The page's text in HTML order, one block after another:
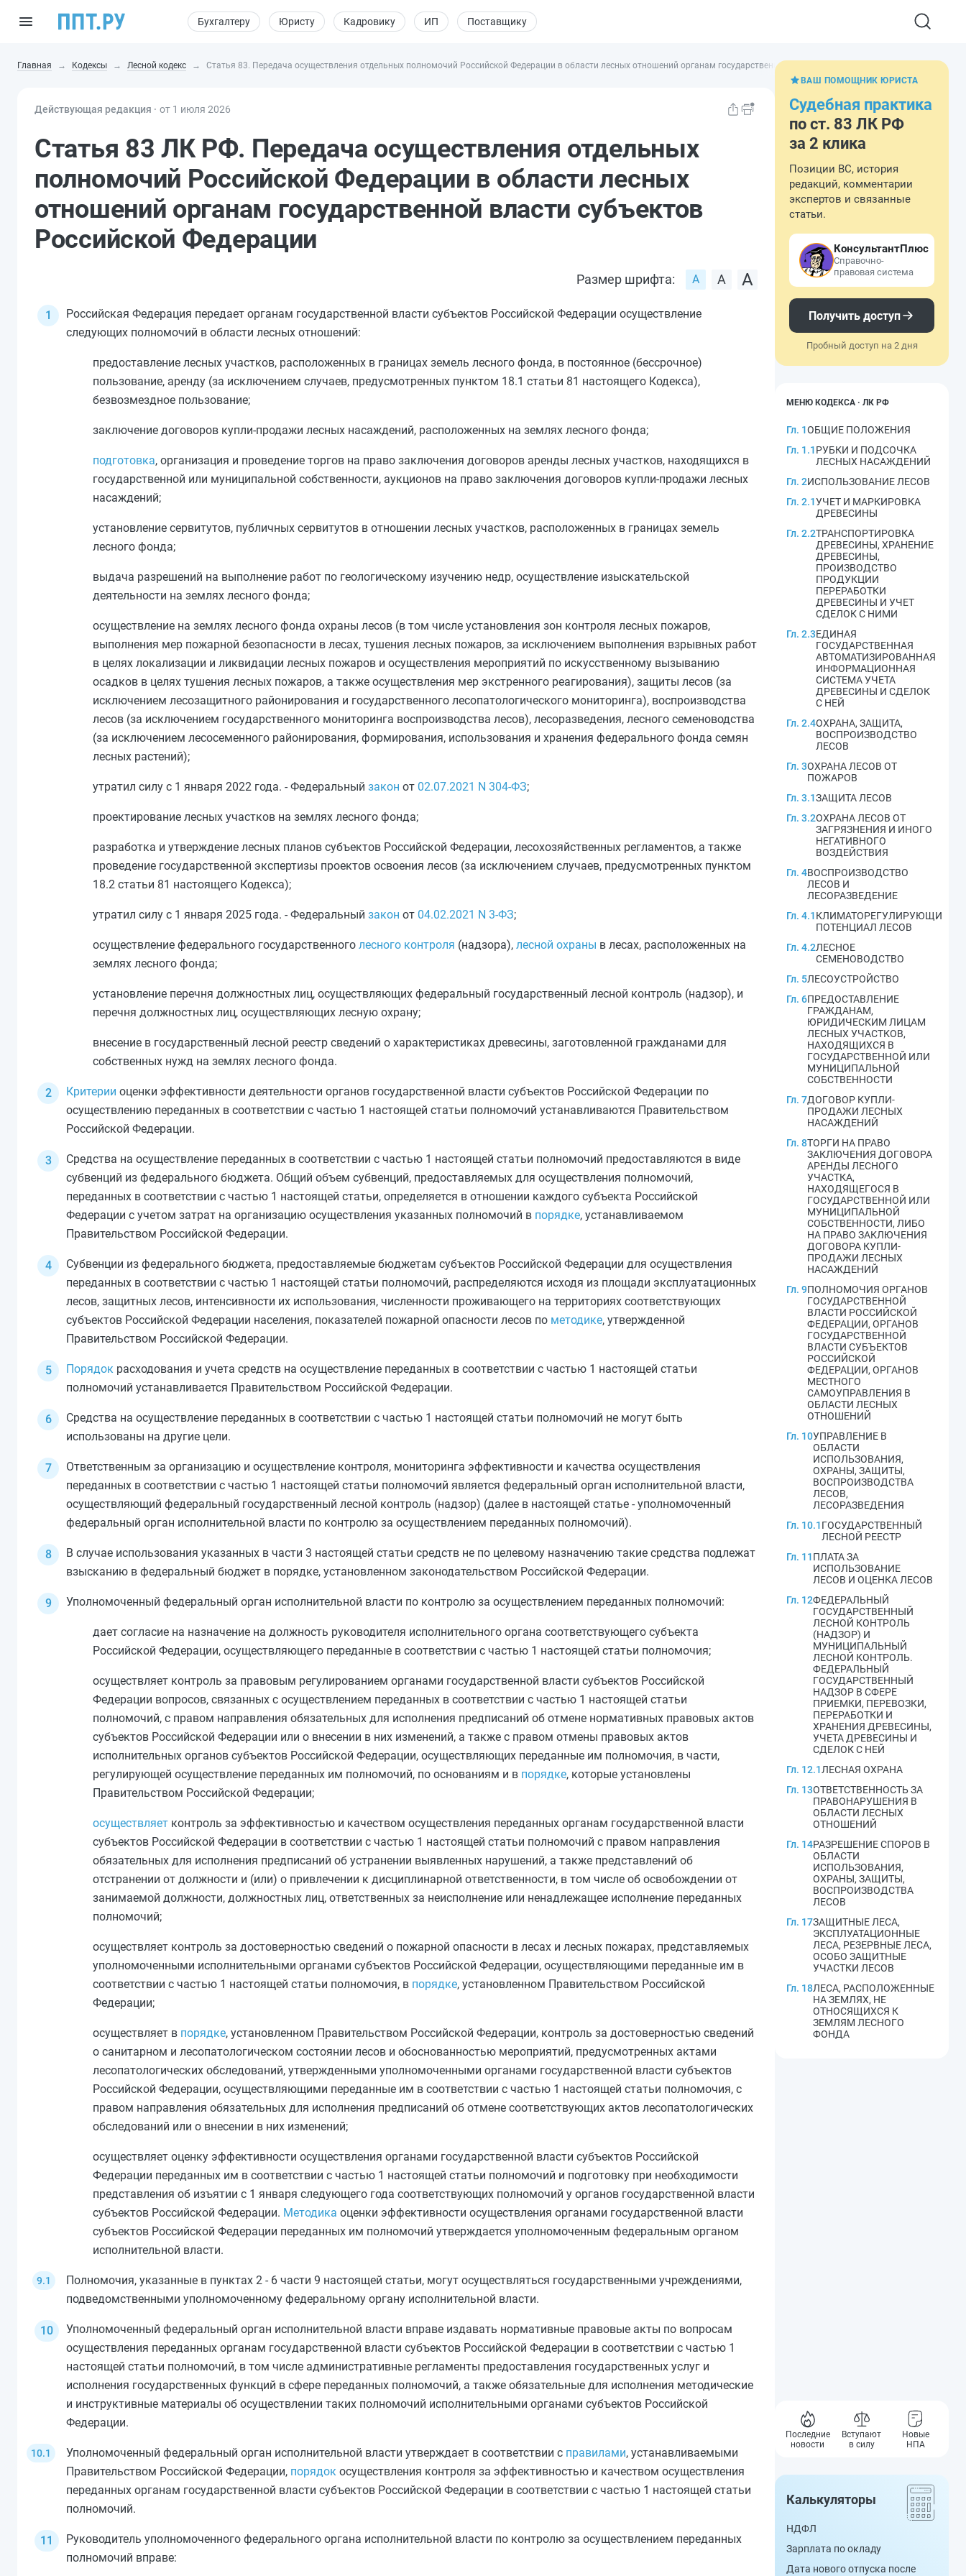
Бухгалтеру Юристу Кадровику ИП Поставщику
Главная Кодексы Лесной кодекс Статья 83. Передача осуществления отдельных полномочий Российской Федерации в области лесных отношений органам государственной власти субъектов Российской Федерации
Действующая редакция ⸱ от 1 июля 2026
Статья 83 ЛК РФ. Передача осуществления отдельных
полномочий Российской Федерации в области лесных
отношений органам государственной власти субъектов
Российской Федерации
Размер шрифта:
Российская Федерация передает органам государственной власти субъектов Российской Федерации осуществление
следующих полномочий в области лесных отношений:
предоставление лесных участков, расположенных в границах земель лесного фонда, в постоянное (бессрочное)
пользование, аренду (за исключением случаев, предусмотренных пунктом 18.1 статьи 81 настоящего Кодекса),
безвозмездное пользование;
заключение договоров купли-продажи лесных насаждений, расположенных на землях лесного фонда;
подготовка, организация и проведение торгов на право заключения договоров аренды лесных участков, находящихся в
государственной или муниципальной собственности, аукционов на право заключения договоров купли-продажи лесных
насаждений;
установление сервитутов, публичных сервитутов в отношении лесных участков, расположенных в границах земель
лесного фонда;
выдача разрешений на выполнение работ по геологическому изучению недр, осуществление изыскательской
деятельности на землях лесного фонда;
осуществление на землях лесного фонда охраны лесов (в том числе установления зон контроля лесных пожаров,
выполнения мер пожарной безопасности в лесах, тушения лесных пожаров, за исключением выполнения взрывных работ
в целях локализации и ликвидации лесных пожаров и осуществления мероприятий по искусственному вызыванию
осадков в целях тушения лесных пожаров, а также осуществления мер экстренного реагирования), защиты лесов (за
исключением лесозащитного районирования и государственного лесопатологического мониторинга), воспроизводства
лесов (за исключением государственного мониторинга воспроизводства лесов), лесоразведения, лесного семеноводства
(за исключением лесосеменного районирования, формирования, использования и хранения федерального фонда семян
лесных растений);
утратил силу с 1 января 2022 года. - Федеральный закон от 02.07.2021 N 304-ФЗ;
проектирование лесных участков на землях лесного фонда;
разработка и утверждение лесных планов субъектов Российской Федерации, лесохозяйственных регламентов, а также
проведение государственной экспертизы проектов освоения лесов (за исключением случаев, предусмотренных пунктом
18.2 статьи 81 настоящего Кодекса);
утратил силу с 1 января 2025 года. - Федеральный закон от 04.02.2021 N 3-ФЗ;
осуществление федерального государственного лесного контроля (надзора), лесной охраны в лесах, расположенных на
землях лесного фонда;
установление перечня должностных лиц, осуществляющих федеральный государственный лесной контроль (надзор), и
перечня должностных лиц, осуществляющих лесную охрану;
внесение в государственный лесной реестр сведений о характеристиках древесины, заготовленной гражданами для
собственных нужд на землях лесного фонда.
Критерии оценки эффективности деятельности органов государственной власти субъектов Российской Федерации по
осуществлению переданных в соответствии с частью 1 настоящей статьи полномочий устанавливаются Правительством
Российской Федерации.
Средства на осуществление переданных в соответствии с частью 1 настоящей статьи полномочий предоставляются в виде
субвенций из федерального бюджета. Общий объем субвенций, предоставляемых для осуществления полномочий,
переданных в соответствии с частью 1 настоящей статьи, определяется в отношении каждого субъекта Российской
Федерации с учетом затрат на организацию осуществления указанных полномочий в порядке, устанавливаемом
Правительством Российской Федерации.
Субвенции из федерального бюджета, предоставляемые бюджетам субъектов Российской Федерации для осуществления
переданных в соответствии с частью 1 настоящей статьи полномочий, распределяются исходя из площади эксплуатационных
лесов, защитных лесов, интенсивности их использования, численности проживающего на территориях соответствующих
субъектов Российской Федерации населения, показателей пожарной опасности лесов по методике, утвержденной
Правительством Российской Федерации.
Порядок расходования и учета средств на осуществление переданных в соответствии с частью 1 настоящей статьи
полномочий устанавливается Правительством Российской Федерации.
Средства на осуществление переданных в соответствии с частью 1 настоящей статьи полномочий не могут быть
использованы на другие цели.
Ответственным за организацию и осуществление контроля, мониторинга эффективности и качества осуществления
переданных в соответствии с частью 1 настоящей статьи полномочий является федеральный орган исполнительной власти,
осуществляющий федеральный государственный лесной контроль (надзор) (далее в настоящей статье - уполномоченный
федеральный орган исполнительной власти по контролю за осуществлением переданных полномочий).
В случае использования указанных в части 3 настоящей статьи средств не по целевому назначению такие средства подлежат
взысканию в федеральный бюджет в порядке, установленном законодательством Российской Федерации.
Уполномоченный федеральный орган исполнительной власти по контролю за осуществлением переданных полномочий:
дает согласие на назначение на должность руководителя исполнительного органа соответствующего субъекта
Российской Федерации, осуществляющего переданные в соответствии с частью 1 настоящей статьи полномочия;
осуществляет контроль за правовым регулированием органами государственной власти субъектов Российской
Федерации вопросов, связанных с осуществлением переданных в соответствии с частью 1 настоящей статьи
полномочий, с правом направления обязательных для исполнения предписаний об отмене нормативных правовых актов
субъектов Российской Федерации или о внесении в них изменений, а также с правом отмены правовых актов
исполнительных органов субъектов Российской Федерации, осуществляющих переданные им полномочия, в части,
регулирующей осуществление переданных им полномочий, по основаниям и в порядке, которые установлены
Правительством Российской Федерации;
осуществляет контроль за эффективностью и качеством осуществления переданных органам государственной власти
субъектов Российской Федерации в соответствии с частью 1 настоящей статьи полномочий с правом направления
обязательных для исполнения предписаний об устранении выявленных нарушений, а также представлений об
отстранении от должности и (или) о привлечении к дисциплинарной ответственности, в том числе об освобождении от
занимаемой должности, должностных лиц, ответственных за неисполнение или ненадлежащее исполнение переданных
полномочий;
осуществляет контроль за достоверностью сведений о пожарной опасности в лесах и лесных пожарах, представляемых
уполномоченными исполнительными органами субъектов Российской Федерации, осуществляющими переданные им в
соответствии с частью 1 настоящей статьи полномочия, в порядке, установленном Правительством Российской
Федерации;
осуществляет в порядке, установленном Правительством Российской Федерации, контроль за достоверностью сведений
о санитарном и лесопатологическом состоянии лесов и обоснованностью мероприятий, предусмотренных актами
лесопатологических обследований, утвержденными уполномоченными органами государственной власти субъектов
Российской Федерации, осуществляющими переданные им в соответствии с частью 1 настоящей статьи полномочия, с
правом направления обязательных для исполнения предписаний об отмене соответствующих актов лесопатологических
обследований или о внесении в них изменений;
осуществляет оценку эффективности осуществления органами государственной власти субъектов Российской
Федерации переданных им в соответствии с частью 1 настоящей статьи полномочий и подготовку при необходимости
представления об изъятии с 1 января следующего года соответствующих полномочий у органов государственной власти
субъектов Российской Федерации. Методика оценки эффективности осуществления органами государственной власти
субъектов Российской Федерации переданных им полномочий утверждается уполномоченным федеральным органом
исполнительной власти.
Полномочия, указанные в пунктах 2 - 6 части 9 настоящей статьи, могут осуществляться государственными учреждениями,
подведомственными уполномоченному федеральному органу исполнительной власти.
Уполномоченный федеральный орган исполнительной власти вправе издавать нормативные правовые акты по вопросам
осуществления переданных органам государственной власти субъектов Российской Федерации в соответствии с частью 1
настоящей статьи полномочий, в том числе административные регламенты предоставления государственных услуг и
исполнения государственных функций в сфере переданных полномочий, а также обязательные для исполнения методические
и инструктивные материалы об осуществлении таких полномочий исполнительными органами субъектов Российской
Федерации.
Уполномоченный федеральный орган исполнительной власти утверждает в соответствии с правилами, устанавливаемыми
Правительством Российской Федерации, порядок осуществления контроля за эффективностью и качеством осуществления
переданных органам государственной власти субъектов Российской Федерации в соответствии с частью 1 настоящей статьи
полномочий.
Руководитель уполномоченного федерального органа исполнительной власти по контролю за осуществлением переданных
полномочий вправе:
ВАШ ПОМОЩНИК ЮРИСТА
Судебная практика
по ст. 83 ЛК РФ
за 2 клика
Позиции ВС, история
редакций, комментарии
экспертов и связанные
статьи.
КонсультантПлюс
Справочно-
правовая система
Получить доступ
Пробный доступ на 2 дня
МЕНЮ КОДЕКСА · ЛК РФ
Гл. 1ОБЩИЕ ПОЛОЖЕНИЯ
Гл. 1.1РУБКИ И ПОДСОЧКА
ЛЕСНЫХ НАСАЖДЕНИЙ
Гл. 2ИСПОЛЬЗОВАНИЕ ЛЕСОВ
Гл. 2.1УЧЕТ И МАРКИРОВКА
ДРЕВЕСИНЫ
Гл. 2.2ТРАНСПОРТИРОВКА
ДРЕВЕСИНЫ, ХРАНЕНИЕ
ДРЕВЕСИНЫ,
ПРОИЗВОДСТВО
ПРОДУКЦИИ
ПЕРЕРАБОТКИ
ДРЕВЕСИНЫ И УЧЕТ
СДЕЛОК С НИМИ
Гл. 2.3ЕДИНАЯ
ГОСУДАРСТВЕННАЯ
АВТОМАТИЗИРОВАННАЯ
ИНФОРМАЦИОННАЯ
СИСТЕМА УЧЕТА
ДРЕВЕСИНЫ И СДЕЛОК
С НЕЙ
Гл. 2.4ОХРАНА, ЗАЩИТА,
ВОСПРОИЗВОДСТВО
ЛЕСОВ
Гл. 3ОХРАНА ЛЕСОВ ОТ
ПОЖАРОВ
Гл. 3.1ЗАЩИТА ЛЕСОВ
Гл. 3.2ОХРАНА ЛЕСОВ ОТ
ЗАГРЯЗНЕНИЯ И ИНОГО
НЕГАТИВНОГО
ВОЗДЕЙСТВИЯ
Гл. 4ВОСПРОИЗВОДСТВО
ЛЕСОВ И
ЛЕСОРАЗВЕДЕНИЕ
Гл. 4.1КЛИМАТОРЕГУЛИРУЮЩИЙ
ПОТЕНЦИАЛ ЛЕСОВ
Гл. 4.2ЛЕСНОЕ
СЕМЕНОВОДСТВО
Гл. 5ЛЕСОУСТРОЙСТВО
Гл. 6ПРЕДОСТАВЛЕНИЕ
ГРАЖДАНАМ,
ЮРИДИЧЕСКИМ ЛИЦАМ
ЛЕСНЫХ УЧАСТКОВ,
НАХОДЯЩИХСЯ В
ГОСУДАРСТВЕННОЙ ИЛИ
МУНИЦИПАЛЬНОЙ
СОБСТВЕННОСТИ
Гл. 7ДОГОВОР КУПЛИ-
ПРОДАЖИ ЛЕСНЫХ
НАСАЖДЕНИЙ
Гл. 8ТОРГИ НА ПРАВО
ЗАКЛЮЧЕНИЯ ДОГОВОРА
АРЕНДЫ ЛЕСНОГО
УЧАСТКА,
НАХОДЯЩЕГОСЯ В
ГОСУДАРСТВЕННОЙ ИЛИ
МУНИЦИПАЛЬНОЙ
СОБСТВЕННОСТИ, ЛИБО
НА ПРАВО ЗАКЛЮЧЕНИЯ
ДОГОВОРА КУПЛИ-
ПРОДАЖИ ЛЕСНЫХ
НАСАЖДЕНИЙ
Гл. 9ПОЛНОМОЧИЯ ОРГАНОВ
ГОСУДАРСТВЕННОЙ
ВЛАСТИ РОССИЙСКОЙ
ФЕДЕРАЦИИ, ОРГАНОВ
ГОСУДАРСТВЕННОЙ
ВЛАСТИ СУБЪЕКТОВ
РОССИЙСКОЙ
ФЕДЕРАЦИИ, ОРГАНОВ
МЕСТНОГО
САМОУПРАВЛЕНИЯ В
ОБЛАСТИ ЛЕСНЫХ
ОТНОШЕНИЙ
Гл. 10УПРАВЛЕНИЕ В
ОБЛАСТИ
ИСПОЛЬЗОВАНИЯ,
ОХРАНЫ, ЗАЩИТЫ,
ВОСПРОИЗВОДСТВА
ЛЕСОВ,
ЛЕСОРАЗВЕДЕНИЯ
Гл. 10.1ГОСУДАРСТВЕННЫЙ
ЛЕСНОЙ РЕЕСТР
Гл. 11ПЛАТА ЗА
ИСПОЛЬЗОВАНИЕ
ЛЕСОВ И ОЦЕНКА ЛЕСОВ
Гл. 12ФЕДЕРАЛЬНЫЙ
ГОСУДАРСТВЕННЫЙ
ЛЕСНОЙ КОНТРОЛЬ
(НАДЗОР) И
МУНИЦИПАЛЬНЫЙ
ЛЕСНОЙ КОНТРОЛЬ.
ФЕДЕРАЛЬНЫЙ
ГОСУДАРСТВЕННЫЙ
НАДЗОР В СФЕРЕ
ПРИЕМКИ, ПЕРЕВОЗКИ,
ПЕРЕРАБОТКИ И
ХРАНЕНИЯ ДРЕВЕСИНЫ,
УЧЕТА ДРЕВЕСИНЫ И
СДЕЛОК С НЕЙ
Гл. 12.1ЛЕСНАЯ ОХРАНА
Гл. 13ОТВЕТСТВЕННОСТЬ ЗА
ПРАВОНАРУШЕНИЯ В
ОБЛАСТИ ЛЕСНЫХ
ОТНОШЕНИЙ
Гл. 14РАЗРЕШЕНИЕ СПОРОВ В
ОБЛАСТИ
ИСПОЛЬЗОВАНИЯ,
ОХРАНЫ, ЗАЩИТЫ,
ВОСПРОИЗВОДСТВА
ЛЕСОВ
Гл. 17ЗАЩИТНЫЕ ЛЕСА,
ЭКСПЛУАТАЦИОННЫЕ
ЛЕСА, РЕЗЕРВНЫЕ ЛЕСА,
ОСОБО ЗАЩИТНЫЕ
УЧАСТКИ ЛЕСОВ
Гл. 18ЛЕСА, РАСПОЛОЖЕННЫЕ
НА ЗЕМЛЯХ, НЕ
ОТНОСЯЩИХСЯ К
ЗЕМЛЯМ ЛЕСНОГО
ФОНДА
Последние
новости
Вступают
в силу
Новые
НПА
Калькуляторы
НДФЛ
Зарплата по окладу
Дата нового отпуска после